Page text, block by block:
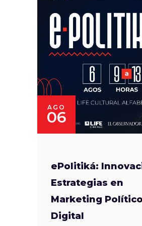
AGO
06
ePolitiká:
Estrategias en
Marketing Político
Digital